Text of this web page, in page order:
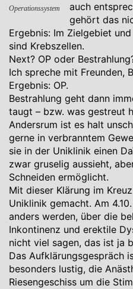
Operationssystem
auch
gehört das
Ergebnis: Im Zielgebiet
sind Krebszellen.
Next? OP oder
Ich spreche mit Freunden,
Ergebnis: OP.
Bestrahlung geht dann
taugt – bzw. was gestreut
Andersrum ist es halt
gerne in verbranntem
sie in der Uniklinik einen
zwar gruselig aussieht,
Schneiden ermöglicht.
Mit dieser Klärung im
Uniklinik gemacht. Am
anders werden, über die
Inkontinenz und erektile
nicht viel sagen, das ist ja
Das Aufklärungsgespräch
besonders lustig, die
Riesengeschiss um die